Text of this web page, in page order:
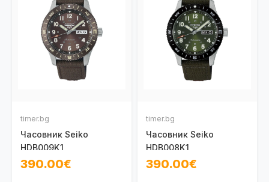
timer.bg
Часовник Seiko
HDB009K1
390.00€
timer.bg
Часовник Seiko
HDB008K1
390.00€